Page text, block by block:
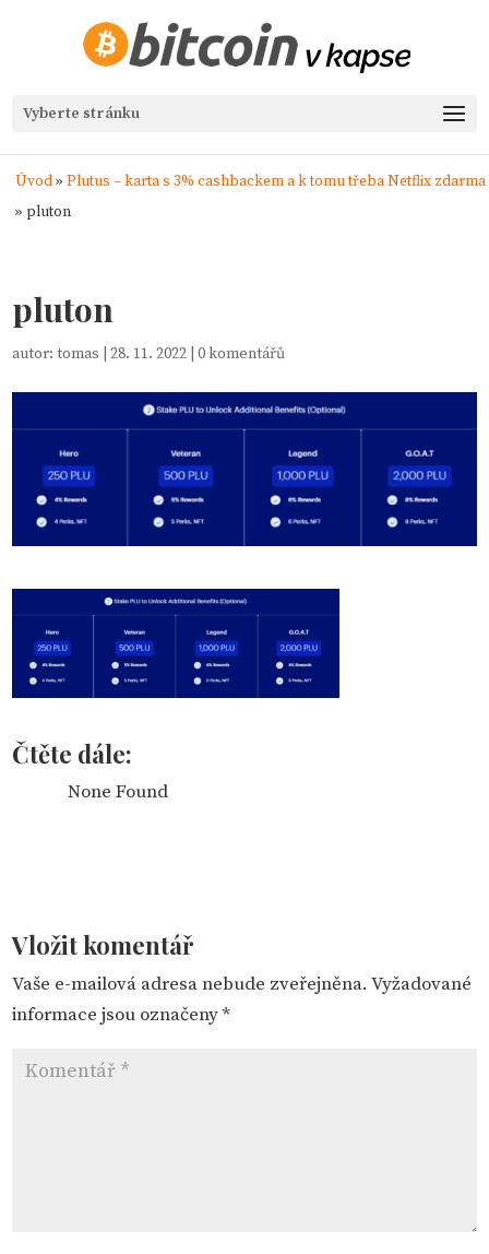
Vyberte stránku
Úvod» Plutus – karta s 3% cashbackem a k tomu třeba Netflix zdarma
» pluton
pluton
autor:tomas |28. 11. 2022 |0 komentářů
Čtěte dále:
None Found
Vložit komentář
Vaše e-mailová adresa nebude zveřejněna. Vyžadované
informace jsou označeny*